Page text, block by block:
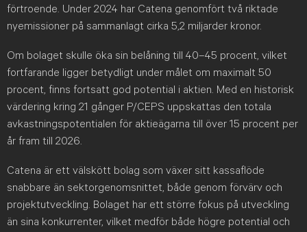
förtroende. Under 2024 har Catena genomfört två riktade
nyemissioner på sammanlagt cirka 5,2 miljarder kronor.
Om bolaget skulle öka sin belåning till 40–45 procent, vilket
fortfarande ligger betydligt under målet om maximalt 50
procent, finns fortsatt god potential i aktien. Med en historisk
värdering kring 21 gånger P/CEPS uppskattas den totala
avkastningspotentialen för aktieägarna till över 15 procent per
år fram till 2026.
Catena är ett välskött bolag som växer sitt kassaflöde
snabbare än sektorgenomsnittet, både genom förvärv och
projektutveckling. Bolaget har ett större fokus på utveckling
än sina konkurrenter, vilket medför både högre potential och